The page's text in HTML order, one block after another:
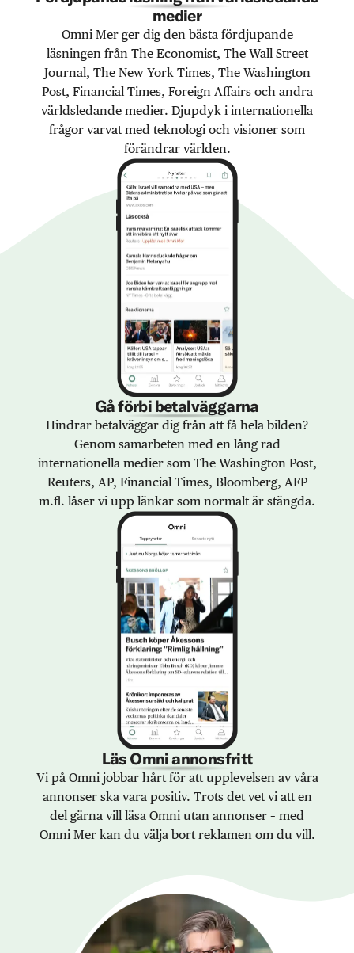
medier
Omni Mer ger dig den bästa fördjupande
läsningen från The Economist, The Wall Street
Journal, The New York Times, The Washington
Post, Financial Times, Foreign Affairs och andra
världsledande medier. Djupdyk i internationella
frågor varvat med teknologi och visioner som
förändrar världen.
Gå förbi betalväggarna
Hindrar betalväggar dig från att få hela bilden?
Genom samarbeten med en lång rad
internationella medier som The Washington Post,
Reuters, AP, Financial Times, Bloomberg, AFP
m.fl. låser vi upp länkar som normalt är stängda.
Läs Omni annonsfritt
Vi på Omni jobbar hårt för att upplevelsen av våra
annonser ska vara positiv. Trots det vet vi att en
del gärna vill läsa Omni utan annonser – med
Omni Mer kan du välja bort reklamen om du vill.